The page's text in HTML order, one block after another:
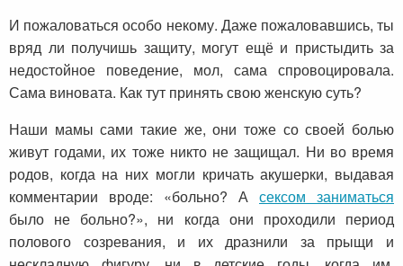
И пожаловаться особо некому. Даже пожаловавшись, ты
вряд ли получишь защиту, могут ещё и пристыдить за
недостойное поведение, мол, сама спровоцировала.
Сама виновата. Как тут принять свою женскую суть?
Наши мамы сами такие же, они тоже со своей болью
живут годами, их тоже никто не защищал. Ни во время
родов, когда на них могли кричать акушерки, выдавая
комментарии вроде: «больно? А сексом заниматься
было не больно?», ни когда они проходили период
полового созревания, и их дразнили за прыщи и